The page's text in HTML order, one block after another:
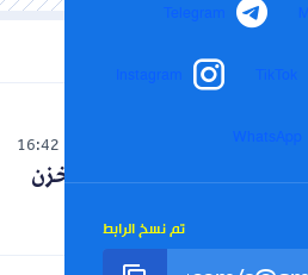
Telegram
TikTok
Instagram
WhatsApp
تم نسخ الرابط
16:42
صدمة لنظام المخزن